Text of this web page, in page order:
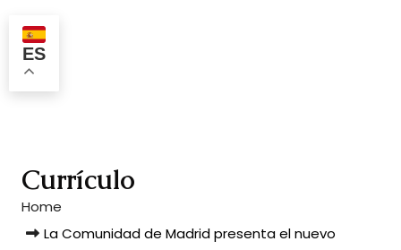
ES
Currículo
Home
La Comunidad de Madrid presenta el nuevo